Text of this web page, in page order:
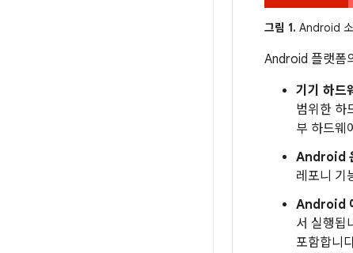
그림 1. Android
Android 플랫폼
기기 하드
범위한 하
부 하드웨
Android
레포니 기
Android
서 실행됩
포함합니